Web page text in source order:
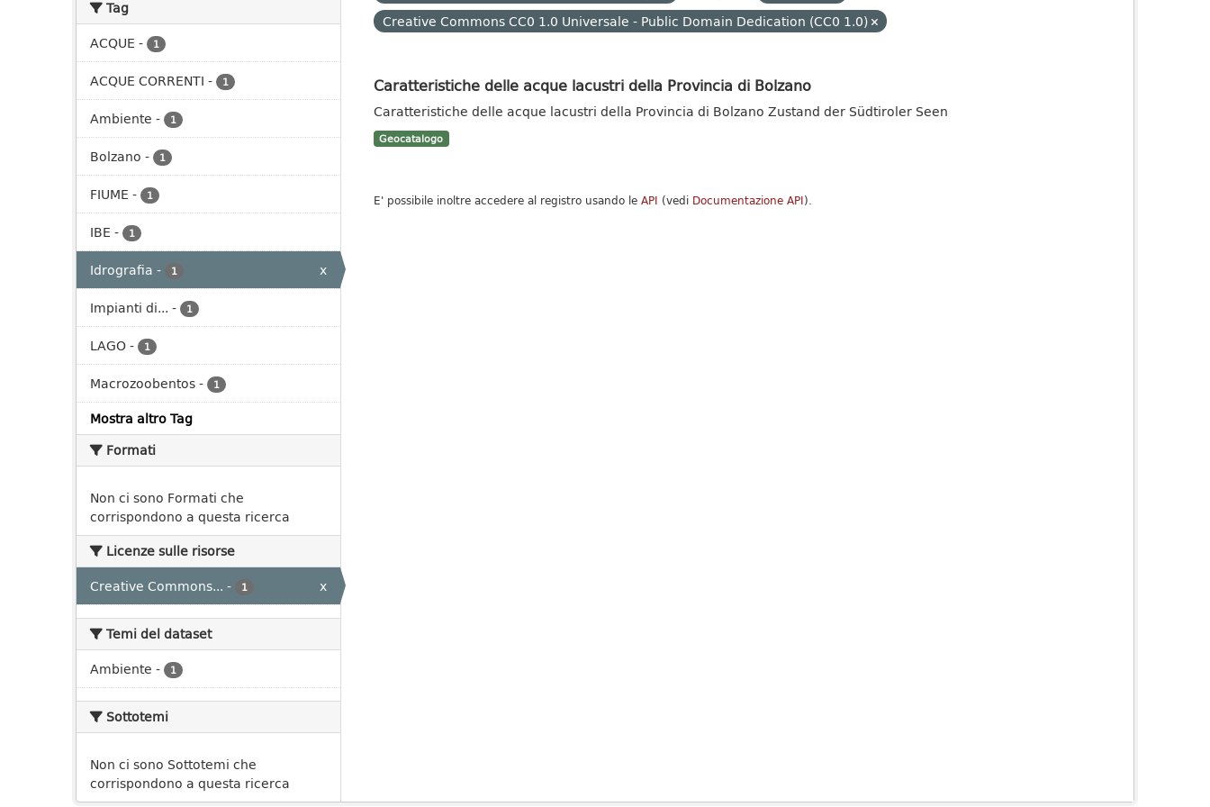
Tag
ACQUE - 1
ACQUE CORRENTI - 1
Ambiente - 1
Bolzano - 1
FIUME - 1
IBE - 1
Idrografia - 1
x
Impianti di... - 1
LAGO- 1
Macrozoobentos- 1
Mostra altro Tag
Formati
Non ci sono Formati che
corrispondono a questa ricerca
Licenze sulle risorse
Creative Commons... - 1 x
Temi del dataset
Ambiente - 1
Sottotemi
Non ci sono Sottotemi che
corrispondono a questa ricerca
Creative Commons CC0 1.0 Universale - Public Domain Dedication (CC0 1.0)
Caratteristiche delle acque lacustri della Provincia di Bolzano
Caratteristiche delle acque lacustri della Provincia di Bolzano Zustand der Südtiroler Seen
Geocatalogo
E' possibile inoltre accedere al registro usando le API (vedi Documentazione API).